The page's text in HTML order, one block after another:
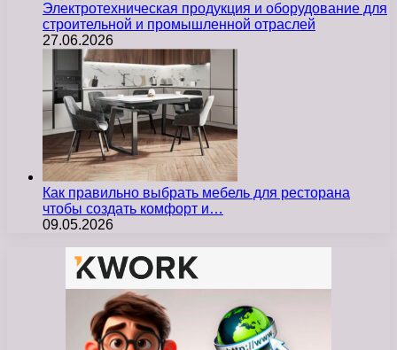
Электротехническая продукция и оборудование для
строительной и промышленной отраслей
27.06.2026
Как правильно выбрать мебель для ресторана
чтобы создать комфорт и…
09.05.2026